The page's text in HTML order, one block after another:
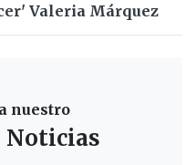
Valeria Márquez
nuestro
Noticias